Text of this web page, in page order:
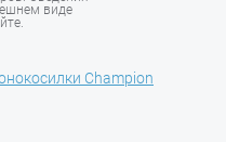
виде
Champion